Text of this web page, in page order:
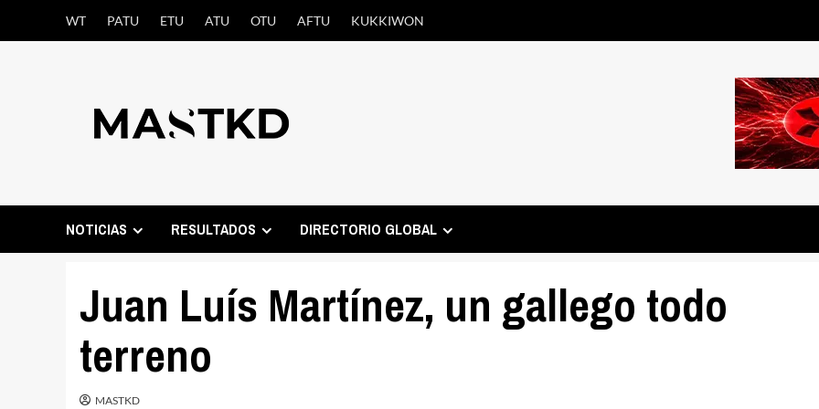
WT PATU ETU ATU OTU AFTU KUKKIWON
NOTICIAS RESULTADOS DIRECTORIO GLOBAL
Juan Luís Martínez, un gallego todo
terreno
MASTKD